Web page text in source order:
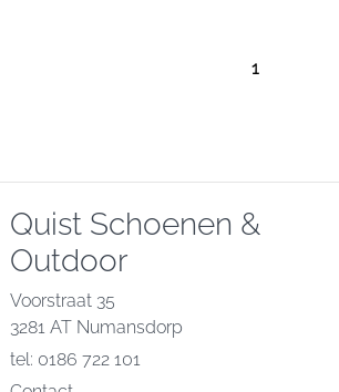
1
Quist Schoenen &
Outdoor
Voorstraat 35
3281 AT Numansdorp
tel: 0186 722 101